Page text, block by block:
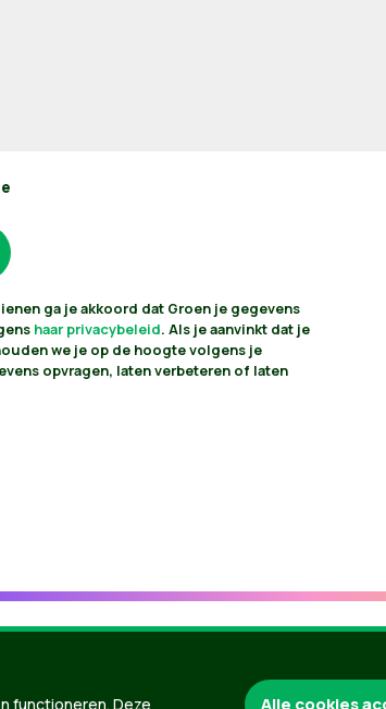
ga je akkoord dat Groen je gegevens
haar privacybeleid. Als je aanvinkt dat je
we je op de hoogte volgens je
opvragen, laten verbeteren of laten
functioneren. Deze Alle cookies